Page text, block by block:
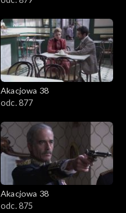
Akacjowa 38
odc. 877
Akacjowa 38
odc. 875